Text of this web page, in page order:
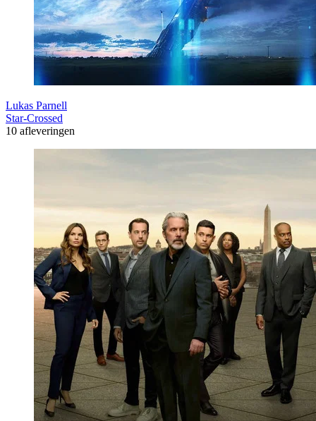
Lukas Parnell
Star-Crossed
10 afleveringen